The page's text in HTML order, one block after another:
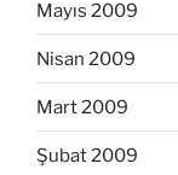
Mayıs 2009
Nisan 2009
Mart 2009
Şubat 2009